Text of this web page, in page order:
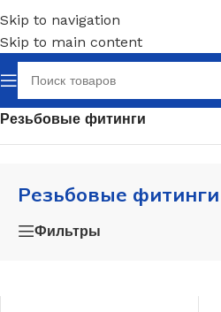
Skip to navigation
Skip to main content
Главная/Сантехника/Трубы и
Резьбовые фитинги
Резьбовые фитинги
Фильтры